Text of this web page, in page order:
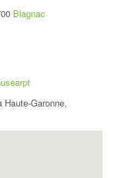
Blagnac
Garonne,